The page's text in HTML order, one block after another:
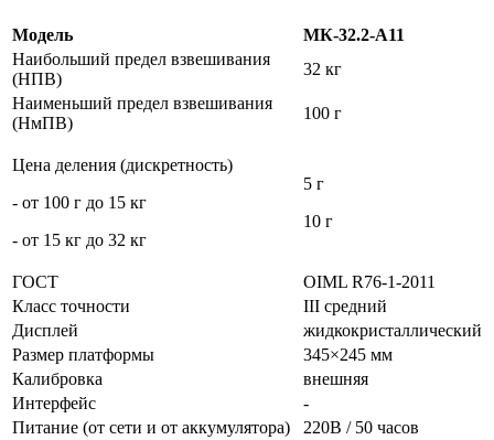
Модель
МК-32.2-А11
Наибольший предел взвешивания
(НПВ)
32 кг
Наименьший предел взвешивания
(НмПВ)
100 г
Цена деления (дискретность)
- от 100 г до 15 кг
- от 15 кг до 32 кг
5 г
10 г
ГОСТ
OIML R76-1-2011
Класс точности
III средний
Дисплей
жидкокристаллический
Размер платформы
345×245 мм
Калибровка
внешняя
Интерфейс
-
Питание (от сети и от аккумулятора)
220В / 50 часов